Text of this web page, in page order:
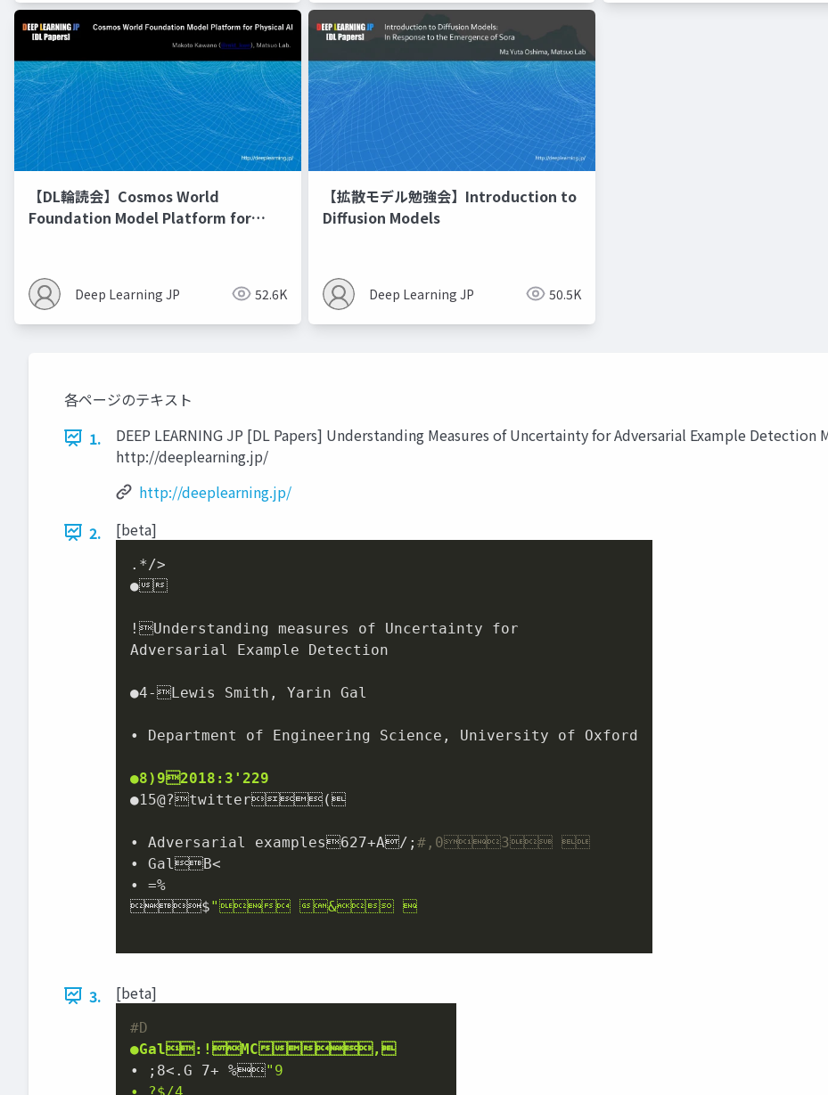
【DL輪読会】Cosmos World
Foundation Model Platform for
Deep Learning JP 52.6K
【拡散モデル勉強会】Introduction to
Diffusion Models
Deep Learning JP 50.5K
各ページのテキスト
1.
DEEP LEARNING JP [DL Papers] Understanding Measures of Uncertainty for Adversarial Example Detection
http://deeplearning.jp/
http://deeplearning.jp/
2.
[beta]
.*/>
●
!Understanding measures of Uncertainty for
Adversarial Example Detection
●4-Lewis Smith, Yarin Gal
• Department of Engineering Science, University of Oxford
●8)92018:3'229
●15@?twitter(
• Adversarial examples627+A/; #,03 
• GalB<
• =%
$" & 
3. [beta]
#D
●Gal:!MC,
• ;8<.G 7+ %"9